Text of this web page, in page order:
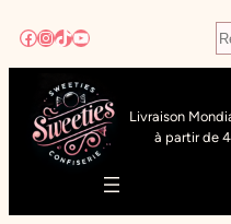
au
contenu
Facebook
Instagram
TikTok
YouTube
Livraison
à partir de